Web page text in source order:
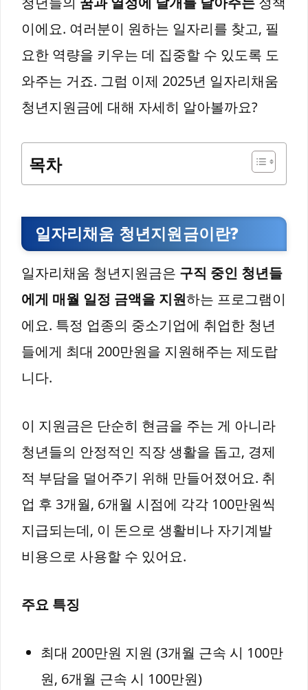
이에요. 여러분이 원하는 일자리를 찾고, 필
요한 역량을 키우는 데 집중할 수 있도록 도
와주는 거죠. 그럼 이제 2025년 일자리채움
청년지원금에 대해 자세히 알아볼까요?
목차
일자리채움 청년지원금이란?
일자리채움 청년지원금은 구직 중인 청년들
에게 매월 일정 금액을 지원하는 프로그램이
에요. 특정 업종의 중소기업에 취업한 청년
들에게 최대 200만원을 지원해주는 제도랍
니다.
이 지원금은 단순히 현금을 주는 게 아니라
청년들의 안정적인 직장 생활을 돕고, 경제
적 부담을 덜어주기 위해 만들어졌어요. 취
업 후 3개월, 6개월 시점에 각각 100만원씩
지급되는데, 이 돈으로 생활비나 자기계발
비용으로 사용할 수 있어요.
주요 특징
최대 200만원 지원 (3개월 근속 시 100만
원, 6개월 근속 시 100만원)